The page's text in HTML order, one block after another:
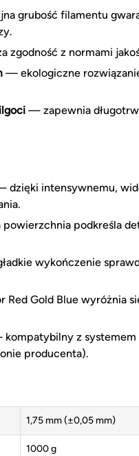
grubość filamentu
z normami
— ekologiczne
— zapewnia
dzięki intensywnemu,
podkreśla
wykończenie
Gold Blue wyróżnia
z
producenta).
1,75 mm (±0,05 mm)
1000 g